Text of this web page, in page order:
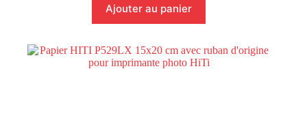
Ajouter au panier